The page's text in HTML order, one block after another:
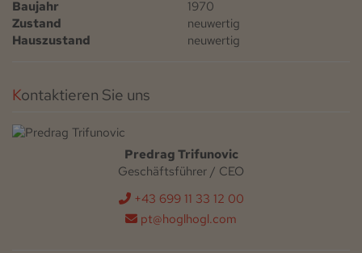
Baujahr
1970
Zustand
neuwertig
Hauszustand
neuwertig
Kontaktieren Sie uns
Predrag Trifunovic
Geschäftsführer / CEO
+43 699 11 33 12 00
pt@hoglhogl.com